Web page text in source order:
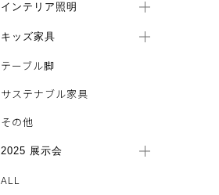
インテリア照明
キッズ家具
テーブル脚
サステナブル家具
その他
2025 展示会
ALL